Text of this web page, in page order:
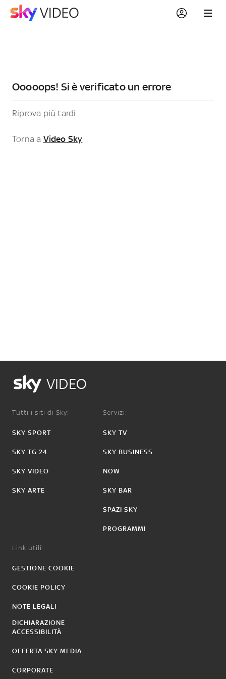
Ooooops! Si è verificato un errore
Riprova più tardi
Torna a Video Sky
VIDEO
Tutti i siti di Sky:
SKY SPORT
SKY TG 24
SKY VIDEO
SKY ARTE
Servizi:
SKY TV
SKY BUSINESS
NOW
SKY BAR
SPAZI SKY
PROGRAMMI
Link utili:
GESTIONE COOKIE
COOKIE POLICY
NOTE LEGALI
DICHIARAZIONE
ACCESSIBILITÀ
OFFERTA SKY MEDIA
CORPORATE